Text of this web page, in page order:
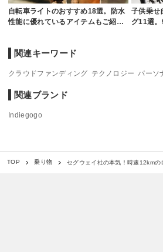
自転車ライトのおすすめ18選。防水
性能に優れているアイテムもご紹…
子供乗せ
グ11選
関連キーワード
クラウドファンディング テクノロジー パーソ
関連ブランド
Indiegogo
TOP 乗り物 セグウェイ社の本気！時速12km